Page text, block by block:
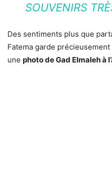
SOUVENIRS
Des sentiments plus que
Fatema garde
une photo de Gad Elmaleh à